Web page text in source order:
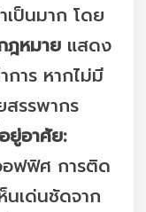
เป็นมาก โดย
ฎหมาย แสดง
าร หากไม่มี
รรพากร
ยู่อาศัย:
อฟฟิศ การติด
นเด่นชัดจาก